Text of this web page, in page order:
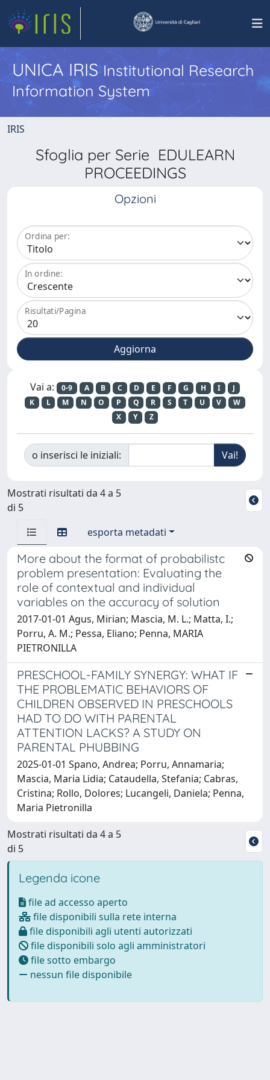
UNICA IRISInstitutional Research
Information System
IRIS
Sfoglia per Serie EDULEARN
PROCEEDINGS
Opzioni
Ordina per:
In ordine:
Risultati/Pagina
Vai a: 0-9 A B C D E F G H I
J
K
L M N O P Q R S T U V
W
X
Y Z
o inserisci le iniziali:
Mostrati risultati da 4 a 5
di 5
esporta metadati
More about the format of probabilistc
problem presentation: Evaluating the
role of contextual and individual
variables on the accuracy of solution
2017-01-01 Agus, Mirian; Mascia, M. L.; Matta, I.;
Porru, A. M.; Pessa, Eliano; Penna, MARIA
PIETRONILLA
PRESCHOOL-FAMILY SYNERGY: WHAT IF
THE PROBLEMATIC BEHAVIORS OF
CHILDREN OBSERVED IN PRESCHOOLS
HAD TO DO WITH PARENTAL
ATTENTION LACKS? A STUDY ON
PARENTAL PHUBBING
2025-01-01 Spano, Andrea; Porru, Annamaria;
Mascia, Maria Lidia; Cataudella, Stefania; Cabras,
Cristina; Rollo, Dolores; Lucangeli, Daniela; Penna,
Maria Pietronilla
Mostrati risultati da 4 a 5
di 5
Legenda icone
file ad accesso aperto
file disponibili sulla rete interna
file disponibili agli utenti autorizzati
file disponibili solo agli amministratori
file sotto embargo
nessun file disponibile